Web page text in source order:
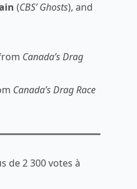
(CBS’ Ghosts), and
Canada’s Drag
Canada’s Drag Race
de 2 300 votes à